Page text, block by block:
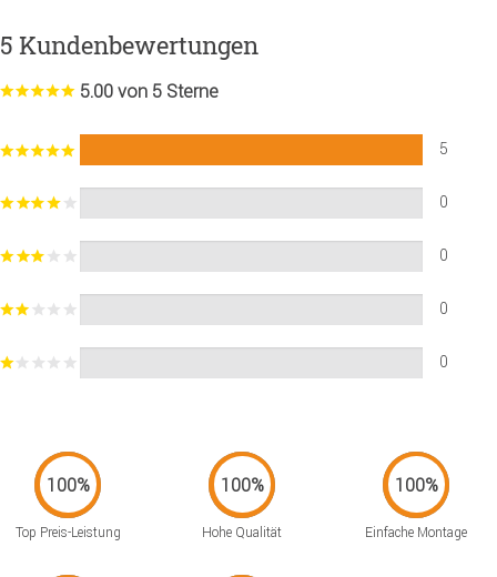
5 Kundenbewertungen
5.00 von 5 Sterne
5
0
0
0
0
Top Preis-Leistung Hohe Qualität Einfache Montage